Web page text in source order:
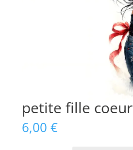
petite fille coeur
6,00 €